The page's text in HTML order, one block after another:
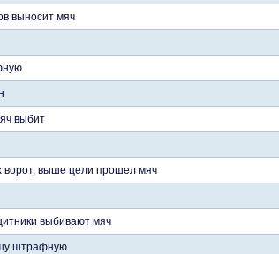
выносит мяч
выбит
ворот, выше цели прошел мяч
выбивают мяч
штрафную